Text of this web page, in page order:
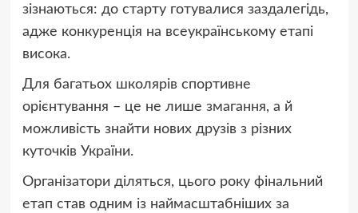
зізнаються: до старту готувалися заздалегідь,
адже конкуренція на всеукраїнському етапі
висока.
Для багатьох школярів спортивне
орієнтування – це не лише змагання, а й
можливість знайти нових друзів з різних
куточків України.
Організатори діляться, цього року фінальний
етап став одним із наймасштабніших за